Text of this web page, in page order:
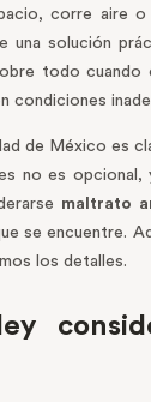
corre aire o
una solución
todo cuando
condiciones
de México es
no es
maltrato
se encuentre.
los detalles.